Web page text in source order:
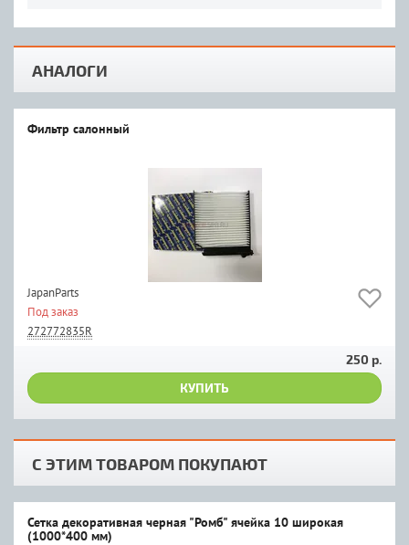
АНАЛОГИ
Фильтр салонный
JapanParts
Под заказ
272772835R
250 р.
КУПИТЬ
С ЭТИМ ТОВАРОМ ПОКУПАЮТ
Сетка декоративная черная "Ромб" ячейка 10 широкая
(1000*400 мм)